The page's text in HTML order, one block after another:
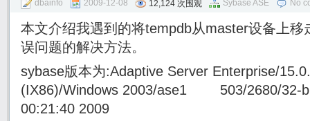
dbainfo 2009-12-08 12,124 次围观 Sybase ASE No
本文介绍我遇到的将tempdb从master设备上移
误问题的解决方法。
sybase版本为:Adaptive Server Enterprise/
(IX86)/Windows 2003/ase1 503/2680/32-
00:21:40 2009